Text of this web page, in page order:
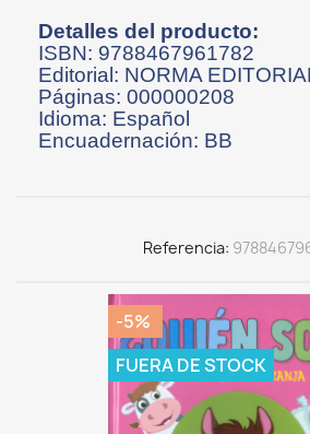
Detalles del producto:
ISBN: 9788467961782
Editorial: NORMA
Páginas: 000000208
Idioma: Español
Encuadernación: BB
Referencia
-5%
FUERA DE STOCK